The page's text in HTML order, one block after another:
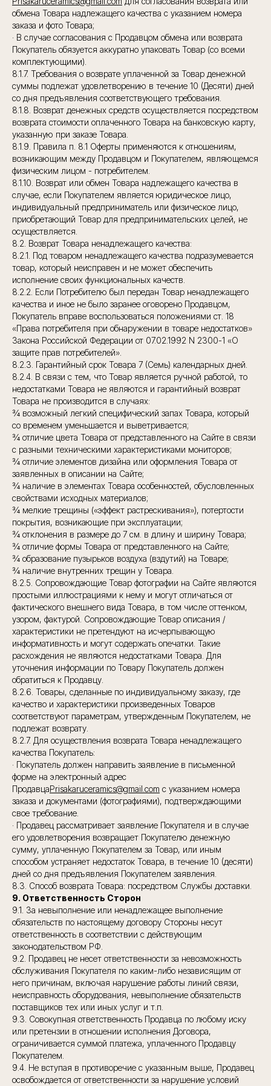
обмена Товара надлежащего качества с указанием номера
заказа и фото Товара;
· В случае согласования с Продавцом обмена или возврата
Покупатель обязуется аккуратно упаковать Товар (со всеми
комплектующими).
8.1.7. Требования о возврате уплаченной за Товар денежной
суммы подлежат удовлетворению в течение 10 (Десяти) дней
со дня предъявления соответствующего требования.
8.1.8. Возврат денежных средств осуществляется посредством
возврата стоимости оплаченного Товара на банковскую карту,
указанную при заказе Товара.
8.1.9. Правила п. 8.1 Оферты применяются к отношениям,
возникающим между Продавцом и Покупателем, являющемся
физическим лицом - потребителем.
8.1.10. Возврат или обмен Товара надлежащего качества в
случае, если Покупателем является юридическое лицо,
индивидуальный предприниматель или физическое лицо,
приобретающий Товар для предпринимательских целей, не
осуществляется.
8.2. Возврат Товара ненадлежащего качества:
8.2.1. Под товаром ненадлежащего качества подразумевается
товар, который неисправен и не может обеспечить
исполнение своих функциональных качеств.
8.2.2. Если Потребителю был передан Товар ненадлежащего
качества и иное не было заранее оговорено Продавцом,
Покупатель вправе воспользоваться положениями ст. 18
«Права потребителя при обнаружении в товаре недостатков»
Закона Российской Федерации от 07.02.1992 N 2300-1 «О
защите прав потребителей».
8.2.3. Гарантийный срок Товара 7 (Семь) календарных дней.
8.2.4. В связи с тем, что Товар является ручной работой, то
недостатками Товара не являются и гарантийный возврат
Товара не производится в случаях:
¾ возможный легкий специфический запах Товара, который
со временем уменьшается и выветривается;
¾ отличие цвета Товара от представленного на Сайте в связи
с разными техническими характеристиками мониторов;
¾ отличие элементов дизайна или оформления Товара от
заявленных в описании на Сайте;
¾ наличие в элементах Товара особенностей, обусловленных
свойствами исходных материалов;
¾ мелкие трещины («эффект растрескивания»), потертости
покрытия, возникающие при эксплуатации;
¾ отклонения в размере до 7 см. в длину и ширину Товара;
¾ отличие формы Товара от представленного на Сайте;
¾ образование пузырьков воздуха (вздутий) на Товаре;
¾ наличие внутренних трещин у Товара.
8.2.5. Сопровождающие Товар фотографии на Сайте являются
простыми иллюстрациями к нему и могут отличаться от
фактического внешнего вида Товара, в том числе оттенком,
узором, фактурой. Сопровождающие Товар описания /
характеристики не претендуют на исчерпывающую
информативность и могут содержать опечатки. Такие
расхождения не являются недостатками Товара. Для
уточнения информации по Товару Покупатель должен
обратиться к Продавцу.
8.2.6. Товары, сделанные по индивидуальному заказу, где
качество и характеристики произведенных Товаров
соответствуют параметрам, утвержденным Покупателем, не
подлежат возврату.
8.2.7. Для осуществления возврата Товара ненадлежащего
качества Покупатель:
· Покупатель должен направить заявление в письменной
форме на электронный адрес
ПродавцаPrisakaruceramics@gmail.com с указанием номера
заказа и документами (фотографиями), подтверждающими
свое требование.
· Продавец рассматривает заявление Покупателя и в случае
его удовлетворения возвращает Покупателю денежную
сумму, уплаченную Покупателем за Товар, или иным
способом устраняет недостаток Товара, в течение 10 (десяти)
дней со дня предъявления Покупателем заявления.
8.3. Способ возврата Товара: посредством Службы доставки.
9. Ответственность Сторон
9.1. За невыполнение или ненадлежащее выполнение
обязательств по настоящему договору Стороны несут
ответственность в соответствии с действующим
законодательством РФ.
9.2. Продавец не несет ответственности за невозможность
обслуживания Покупателя по каким-либо независящим от
него причинам, включая нарушение работы линий связи,
неисправность оборудования, невыполнение обязательств
поставщиков тех или иных услуг и т.п.
9.3. Совокупная ответственность Продавца по любому иску
или претензии в отношении исполнения Договора,
ограничивается суммой платежа, уплаченного Продавцу
Покупателем.
9.4. Не вступая в противоречие с указанным выше, Продавец
освобождается от ответственности за нарушение условий
Индивидуальный предприниматель Присакару Ольга Дмитриевна
ИНН 772407388183, ОГРНИП 323774600530282
Prisakaruceramics@gmail.com
Пользовательское соглашение
Политика конфиденциальности
Возврат